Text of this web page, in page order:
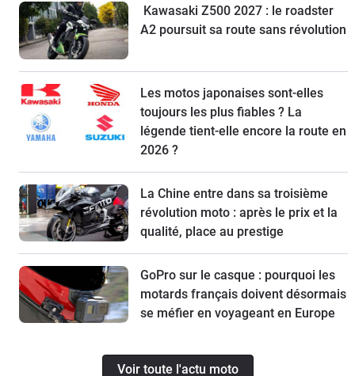
Kawasaki Z500 2027 : le roadster
A2 poursuit sa route sans révolution
Les motos japonaises sont-elles
toujours les plus fiables ? La
légende tient-elle encore la route en
2026 ?
La Chine entre dans sa troisième
révolution moto : après le prix et la
qualité, place au prestige
GoPro sur le casque : pourquoi les
motards français doivent désormais
se méfier en voyageant en Europe
Voir toute l'actu moto